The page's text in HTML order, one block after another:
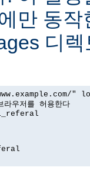
만 동
디
"
우저를 허용한다